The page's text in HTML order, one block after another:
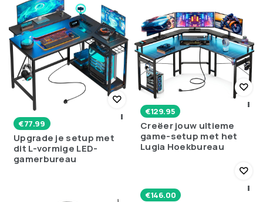
€77.99
Upgrade je setup met
dit L-vormige LED-
gamerbureau
€129.95
Creëer jouw ultieme
game-setup met het
Lugia Hoekbureau
€146.00